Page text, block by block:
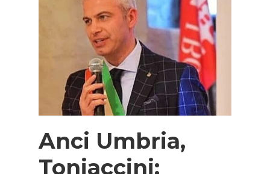
Anci Umbria,
Toniaccini: